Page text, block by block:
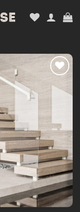
Add to
wishlist